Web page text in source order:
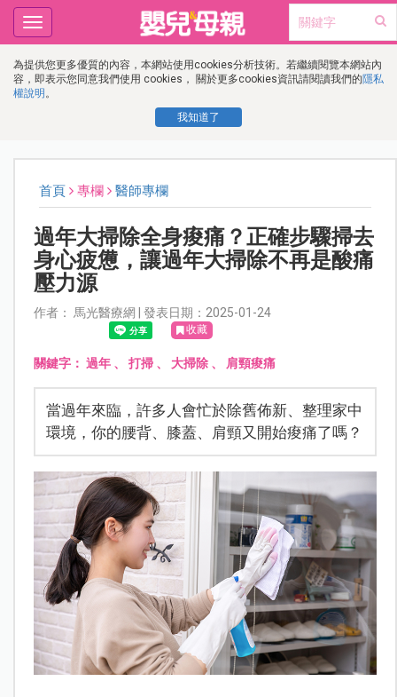
為提供您更多優質的內容，本網站使用cookies分析技術。若繼續閱覽本網站內
容，即表示您同意我們使用 cookies， 關於更多cookies資訊請閱讀我們的隱私
權說明 。
我知道了
Toggle
navigation
首頁 專欄 醫師專欄
過年大掃除全身痠痛？正確步驟掃去
身心疲憊，讓過年大掃除不再是酸痛
壓力源
作者： 馬光醫療網 | 發表日期：2025-01-24
收藏
關鍵字： 過年、 打掃、 大掃除、 肩頸痠痛
當過年來臨，許多人會忙於除舊佈新、整理家中
環境，你的腰背、膝蓋、肩頸又開始痠痛了嗎？